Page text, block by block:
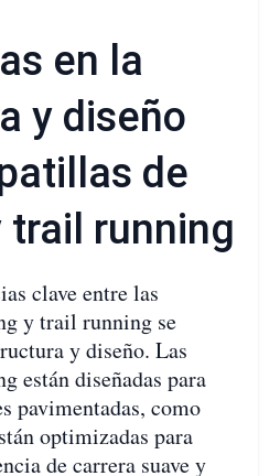
en la
y diseño
de
trail running
clave entre las
y trail running se
y diseño. Las
están diseñadas para
pavimentadas, como
optimizadas para
de carrera suave y